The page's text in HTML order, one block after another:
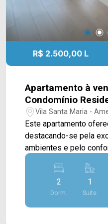
R$ 2.500,00 L
Apartamento à
Condomínio
Americana/SP
Vila Santa Maria -
Este apartamento
destacando-se pela
ambientes e pelo
o dia a dia. A área social conta com sala de estar
integrada à sala de
criando um espaço
acolhedor para reunir
A cozinha possui
2
Dorm.
1
Suite